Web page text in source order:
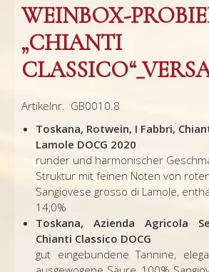
WEINBOX-
„CHIANTI
Artikelnr. GB0010.8
Toskana, Rotwein, I Fabbri,
Lamole DOCG 2020
runder und harmonischer
Struktur mit feinen Noten von
Sangiovese grosso di Lamole,
14,0%
Toskana, Azienda Agricola
Chianti Classico DOCG
gut eingebundene Tannine,